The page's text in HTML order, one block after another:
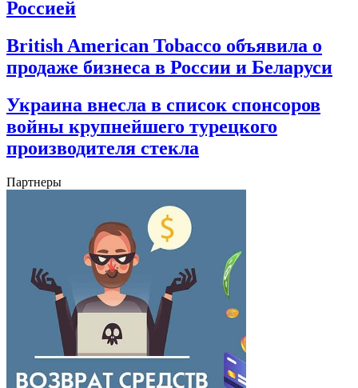
Россией
British American Tobacco объявила о
продаже бизнеса в России и Беларуси
Украина внесла в список спонсоров
войны крупнейшего турецкого
производителя стекла
Партнеры